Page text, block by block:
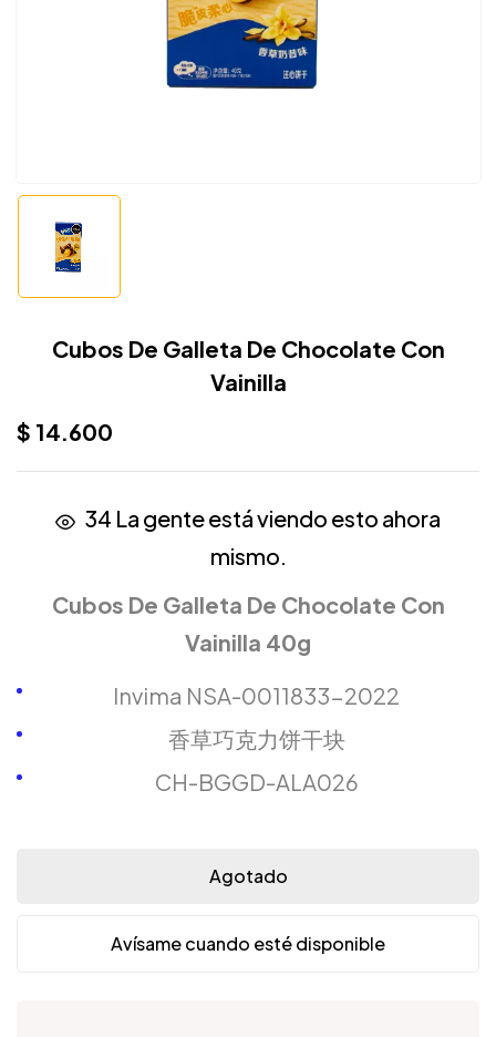
Cubos De Galleta De Chocolate Con
Vainilla
$ 14.600
34 La gente está viendo esto ahora
mismo.
Cubos De Galleta De Chocolate Con
Vainilla 40g
Invima NSA-0011833-2022
香草巧克力饼干块
CH-BGGD-ALA026
Agotado
Avísame cuando esté disponible